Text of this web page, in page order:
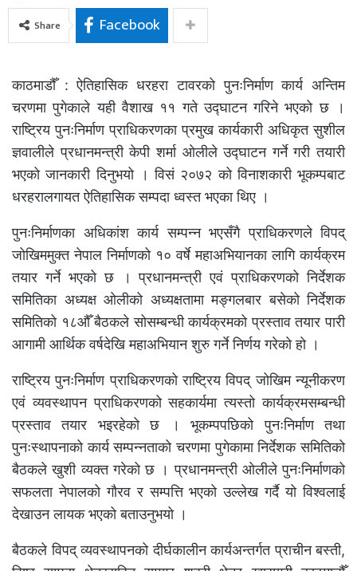
Share Facebook
काठमाडौँ : ऐतिहासिक धरहरा टावरको पुनःनिर्माण कार्य अन्तिम
चरणमा पुगेकाले यही वैशाख ११ गते उद्घाटन गरिने भएको छ ।
राष्ट्रिय पुनःनिर्माण प्राधिकरणका प्रमुख कार्यकारी अधिकृत सुशील
ज्ञवालीले प्रधानमन्त्री केपी शर्मा ओलीले उद्घाटन गर्ने गरी तयारी
भएको जानकारी दिनुभयो । विसं २०७२ को विनाशकारी भूकम्पबाट
धरहरालगायत ऐतिहासिक सम्पदा ध्वस्त भएका थिए ।
पुनःनिर्माणका अधिकांश कार्य सम्पन्न भएसँगै प्राधिकरणले विपद्
जोखिममुक्त नेपाल निर्माणको १० वर्षे महाअभियानका लागि कार्यक्रम
तयार गर्ने भएको छ । प्रधानमन्त्री एवं प्राधिकरणको निर्देशक
समितिका अध्यक्ष ओलीको अध्यक्षतामा मङ्गलबार बसेको निर्देशक
समितिको १८औँ बैठकले सोसम्बन्धी कार्यक्रमको प्रस्ताव तयार पारी
आगामी आर्थिक वर्षदेखि महाअभियान शुरु गर्ने निर्णय गरेको हो ।
राष्ट्रिय पुनःनिर्माण प्राधिकरणको राष्ट्रिय विपद् जोखिम न्यूनीकरण
एवं व्यवस्थापन प्राधिकरणको सहकार्यमा त्यस्तो कार्यक्रमसम्बन्धी
प्रस्ताव तयार भइरहेको छ । भूकम्पपछिको पुनःनिर्माण तथा
पुनःस्थापनाको कार्य सम्पन्नताको चरणमा पुगेकामा निर्देशक समितिको
बैठकले खुशी व्यक्त गरेको छ । प्रधानमन्त्री ओलीले पुनःनिर्माणको
सफलता नेपालको गौरव र सम्पत्ति भएको उल्लेख गर्दै यो विश्वलाई
देखाउन लायक भएको बताउनुभयो ।
बैठकले विपद् व्यवस्थापनको दीर्घकालीन कार्यअन्तर्गत प्राचीन बस्ती,